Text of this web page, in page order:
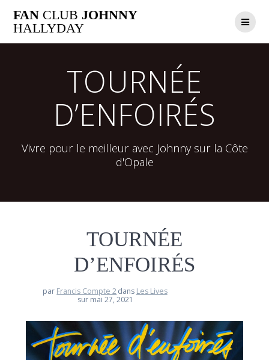
au
FAN CLUB JOHNNY
HALLYDAY
TOURNÉE
D’ENFOIRÉS
Vivre pour le meilleur avec Johnny sur la Côte
d'Opale
TOURNÉE
D’ENFOIRÉS
par Francis Compte 2dans Les Lives
sur mai 27, 2021